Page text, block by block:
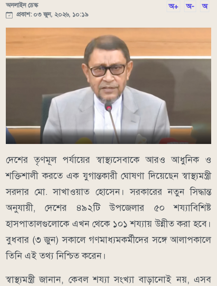
অনলাইন ডেস্ক
প্রকাশ: ০৩ জুন, ২০২৬, ১০:১৯
অ+ অ- অ
দেশের তৃণমূল পর্যায়ের স্বাস্থ্যসেবাকে আরও আধুনিক ও
শক্তিশালী করতে এক যুগান্তকারী ঘোষণা দিয়েছেন স্বাস্থ্যমন্ত্রী
সরদার মো. সাখাওয়াত হোসেন। সরকারের নতুন সিদ্ধান্ত
অনুযায়ী, দেশের ৪৯২টি উপজেলার ৫০ শয্যাবিশিষ্ট
হাসপাতালগুলোকে এখন থেকে ১০১ শয্যায় উন্নীত করা হবে।
বুধবার (৩ জুন) সকালে গণমাধ্যমকর্মীদের সঙ্গে আলাপকালে
তিনি এই তথ্য নিশ্চিত করেন।
স্বাস্থ্যমন্ত্রী জানান, কেবল শয্যা সংখ্যা বাড়ানোই নয়, এসব